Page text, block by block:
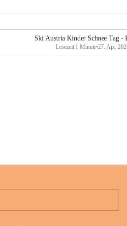
Ski Austria Kinder Schnee Tag -
Lesezeit 1 Minute•27. Apr.